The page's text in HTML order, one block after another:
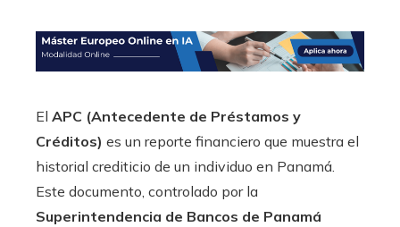
El APC (Antecedente de Préstamos y
Créditos) es un reporte financiero que muestra el
historial crediticio de un individuo en Panamá.
Este documento, controlado por la
Superintendencia de Bancos de Panamá